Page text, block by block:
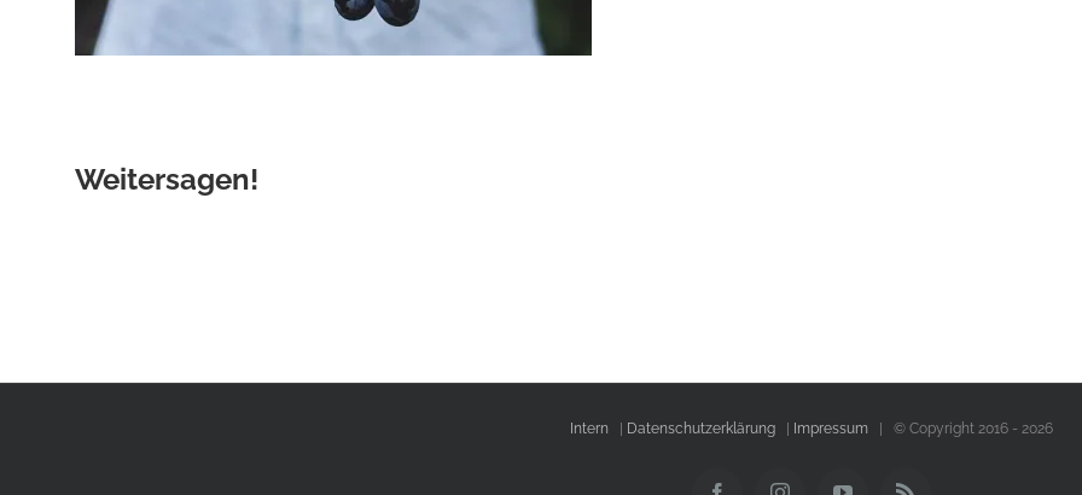
Weitersagen!
Intern | Datenschutzerklärung | Impressum | © Copyright 2016 - 2026